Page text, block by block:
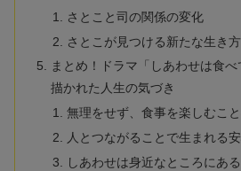
さとこと司の関係の変化
さとこが見つける新たな生き方
まとめ！ドラマ「しあわせは食
描かれた人生の気づき
無理をせず、食事を楽しむこ
人とつながることで生まれる
しあわせは身近なところにある